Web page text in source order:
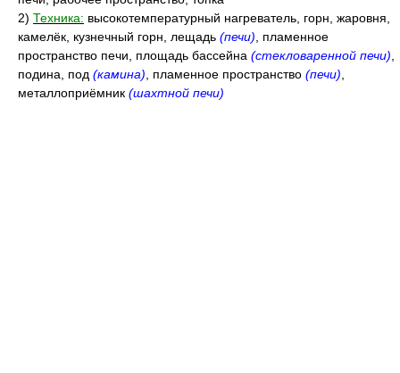
2) Техника: высокотемпературный нагреватель, горн, жаровня,
камелёк, кузнечный горн, лещадь (печи) , пламенное
пространство печи, площадь бассейна (стекловаренной печи)
подина, под (камина) , пламенное пространство (печи)
металлоприёмник (шахтной печи)